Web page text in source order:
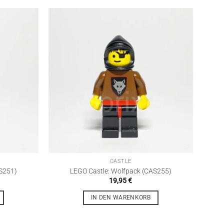
CASTLE
LEGO Castle: Wolfpack (CAS255)
19,95€
IN DEN WARENKORB